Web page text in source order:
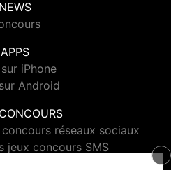
NEWS
APPS
iPhone
Android
réseaux sociaux
jeux concours SMS